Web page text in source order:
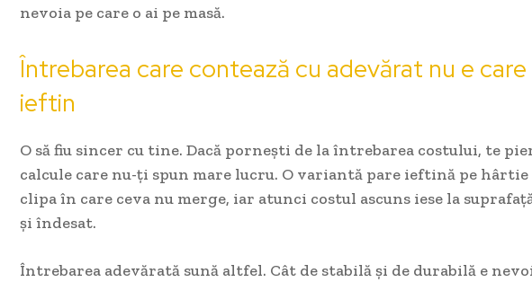
nevoia pe care o ai pe masă.
Întrebarea care contează cu adevărat nu e care
ieftin
O să fiu sincer cu tine. Dacă pornești de la întrebarea costului, te
calcule care nu-ți spun mare lucru. O variantă pare ieftină pe hârtie
clipa în care ceva nu merge, iar atunci costul ascuns iese la
și îndesat.
Întrebarea adevărată sună altfel. Cât de stabilă și de durabilă e